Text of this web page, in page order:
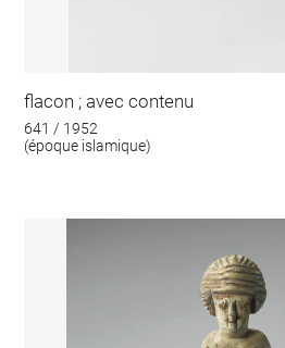
flacon ; avec contenu
641 / 1952
(époque islamique)